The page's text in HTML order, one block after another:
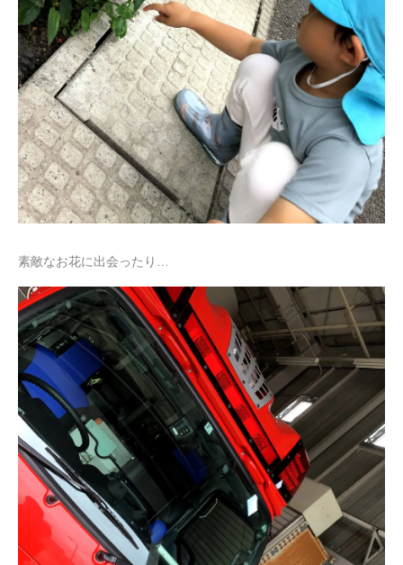
素敵なお花に出会ったり…